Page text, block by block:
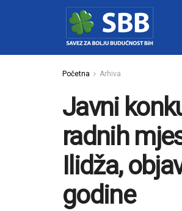
Početna Arhiva
Javni
radnih
Ilidža,
godine